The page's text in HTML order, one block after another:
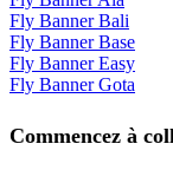
Fly Banner Bali
Fly Banner Base
Fly Banner Easy
Fly Banner Gota
Commencez à